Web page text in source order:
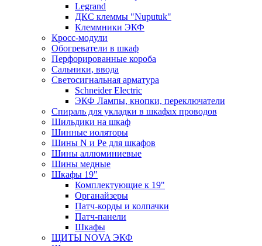
Legrand
ДКС клеммы "Nuputuk"
Клеммники ЭКФ
Кросс-модули
Обогреватели в шкаф
Перфорированные короба
Сальники, ввода
Светосигнальная арматура
Schneider Electric
ЭКФ Лампы, кнопки, переключатели
Спираль для укладки в шкафах проводов
Шильдики на шкаф
Шинные иоляторы
Шины N и Pe для шкафов
Шины аллюминиевые
Шины медные
Шкафы 19"
Комплектующие к 19"
Органайзеры
Патч-корды и колпачки
Патч-панели
Шкафы
ЩИТЫ NOVA ЭКФ